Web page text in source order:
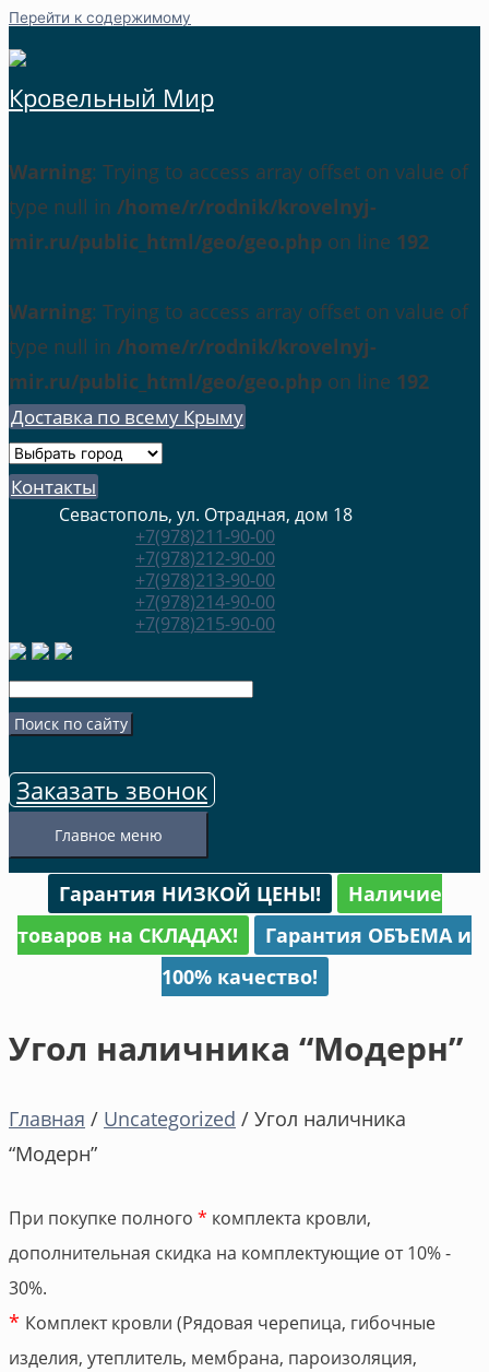
Перейти к содержимому
Кровельный Мир
Warning: Trying to access array offset on value of
type null in /home/r/rodnik/krovelnyj-
mir.ru/public_html/geo/geo.php on line 192
Warning: Trying to access array offset on value of
type null in /home/r/rodnik/krovelnyj-
mir.ru/public_html/geo/geo.php on line 192
Доставка по всему Крыму
Контакты
Севастополь, ул. Отрадная, дом 18
+7(978)211-90-00
+7(978)212-90-00
+7(978)213-90-00
+7(978)214-90-00
+7(978)215-90-00
Заказать звонок
Главное меню
Гарантия НИЗКОЙ ЦЕНЫ!
Наличие
товаров на СКЛАДАХ!
Гарантия ОБЪЕМА и
100% качество!
Угол наличника “Модерн”
Главная / Uncategorized / Угол наличника
“Модерн”
При покупке полного * комплекта кровли,
дополнительная скидка на комплектующие от 10% -
30%.
* Комплект кровли (Рядовая черепица, гибочные
изделия, утеплитель, мембрана, пароизоляция,